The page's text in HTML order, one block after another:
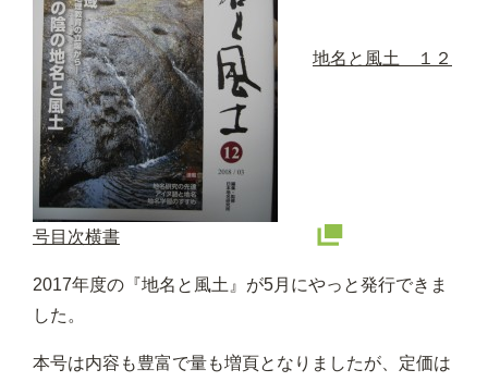
地名と風土 １２
号目次横書
2017年度の『地名と風土』が5月にやっと発行できま
した。
本号は内容も豊富で量も増頁となりましたが、定価は